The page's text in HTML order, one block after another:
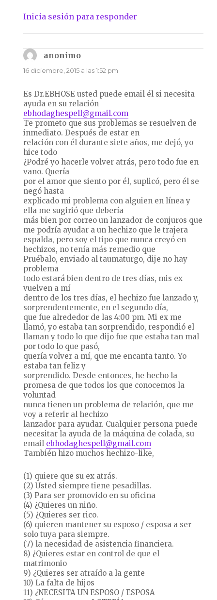
Inicia sesión para responder
anonimodice:
16 diciembre, 2015 a las 1:52 pm
Es Dr.EBHOSE usted puede email él si necesita
ayuda en su relación
ebhodaghespell@gmail.com
Te prometo que sus problemas se resuelven de
inmediato. Después de estar en
relación con él durante siete años, me dejó, yo
hice todo
¿Podré yo hacerle volver atrás, pero todo fue en
vano. Quería
por el amor que siento por él, suplicó, pero él se
negó hasta
explicado mi problema con alguien en línea y
ella me sugirió que debería
más bien por correo un lanzador de conjuros que
me podría ayudar a un hechizo que le trajera
espalda, pero soy el tipo que nunca creyó en
hechizos, no tenía más remedio que
Pruébalo, enviado al taumaturgo, dije no hay
problema
todo estará bien dentro de tres días, mis ex
vuelven a mí
dentro de los tres días, el hechizo fue lanzado y,
sorprendentemente, en el segundo día,
que fue alrededor de las 4:00 pm. Mi ex me
llamó, yo estaba tan sorprendido, respondió el
llaman y todo lo que dijo fue que estaba tan mal
por todo lo que pasó,
quería volver a mí, que me encanta tanto. Yo
estaba tan feliz y
sorprendido. Desde entonces, he hecho la
promesa de que todos los que conocemos la
voluntad
nunca tienen un problema de relación, que me
voy a referir al hechizo
lanzador para ayudar. Cualquier persona puede
necesitar la ayuda de la máquina de colada, su
email ebhodaghespell@gmail.com
También hizo muchos hechizo-like,
(1) quiere que su ex atrás.
(2) Usted siempre tiene pesadillas.
(3) Para ser promovido en su oficina
(4) ¿Quieres un niño.
(5) ¿Quieres ser rico.
(6) quieren mantener su esposo / esposa a ser
solo tuya para siempre.
(7) la necesidad de asistencia financiera.
8) ¿Quieres estar en control de que el
matrimonio
9) ¿Quieres ser atraído a la gente
10) La falta de hijos
11) ¿NECESITA UN ESPOSO / ESPOSA